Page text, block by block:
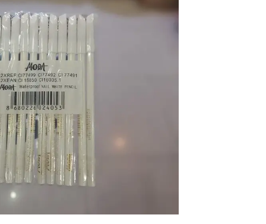
تجهیزات امداد و
ابزار و تجهیزات
معاینه
محصولات خانگی
بهداشتی
محصولات سنجش
محصولات مبلمان
پزشکی
محصولات